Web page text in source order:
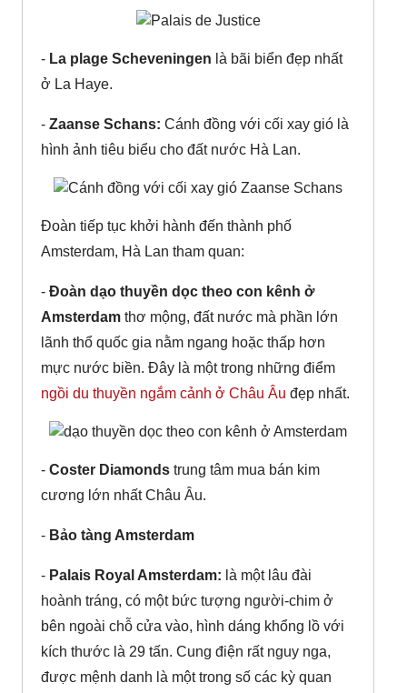
- La plage Scheveningen là bãi biển đẹp nhất
ở La Haye.
- Zaanse Schans: Cánh đồng với cối xay gió là
hình ảnh tiêu biểu cho đất nước Hà Lan.
Đoàn tiếp tục khởi hành đến thành phố
Amsterdam, Hà Lan tham quan:
- Đoàn dạo thuyền dọc theo con kênh ở
Amsterdam thơ mộng, đất nước mà phần lớn
lãnh thổ quốc gia nằm ngang hoặc thấp hơn
mực nước biền. Đây là một trong những điểm
ngồi du thuyền ngắm cảnh ở Châu Âu đẹp nhất.
- Coster Diamonds trung tâm mua bán kim
cương lớn nhất Châu Âu.
- Bảo tàng Amsterdam
- Palais Royal Amsterdam: là một lâu đài
hoành tráng, có một bức tượng người-chim ở
bên ngoài chỗ cửa vào, hình dáng khổng lồ với
kích thước là 29 tấn. Cung điện rất nguy nga,
được mệnh danh là một trong số các kỳ quan